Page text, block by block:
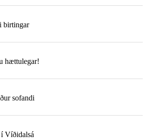
birtingar
hættulegar!
sofandi
Víðidalsá